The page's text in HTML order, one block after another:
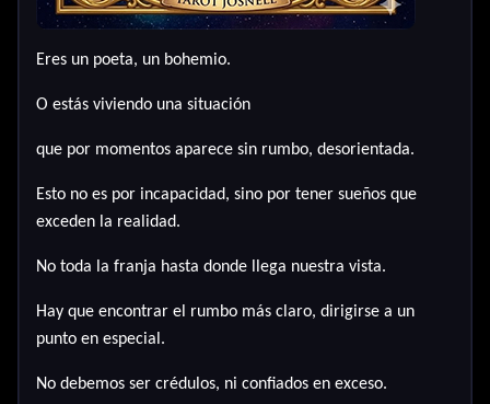
Eres un poeta, un bohemio.
O estás viviendo una situación
que por momentos aparece sin rumbo, desorientada.
Esto no es por incapacidad, sino por tener sueños que
exceden la realidad.
No toda la franja hasta donde llega nuestra vista.
Hay que encontrar el rumbo más claro, dirigirse a un
punto en especial.
No debemos ser crédulos, ni confiados en exceso.